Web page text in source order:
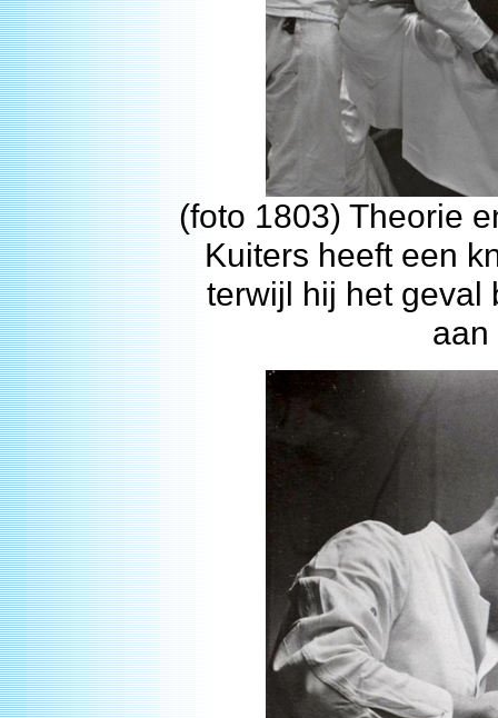
(foto 1803) Theorie
Kuiters heeft een
terwijl hij het geval
aan